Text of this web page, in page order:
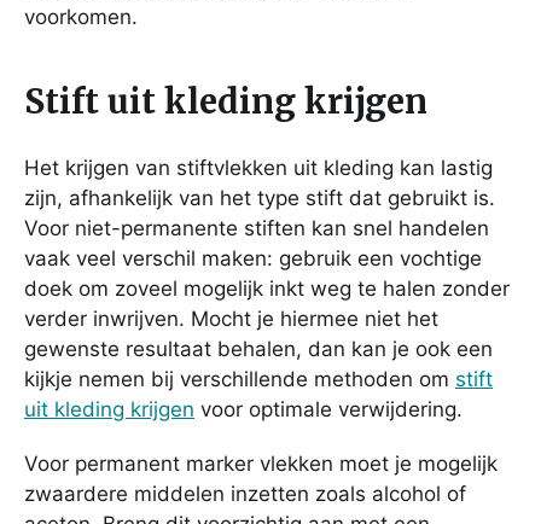
voorkomen.
Stift uit kleding krijgen
Het krijgen van stiftvlekken uit kleding kan lastig
zijn, afhankelijk van het type stift dat gebruikt is.
Voor niet-permanente stiften kan snel handelen
vaak veel verschil maken: gebruik een vochtige
doek om zoveel mogelijk inkt weg te halen zonder
verder inwrijven. Mocht je hiermee niet het
gewenste resultaat behalen, dan kan je ook een
kijkje nemen bij verschillende methoden om stift
uit kleding krijgen voor optimale verwijdering.
Voor permanent marker vlekken moet je mogelijk
zwaardere middelen inzetten zoals alcohol of